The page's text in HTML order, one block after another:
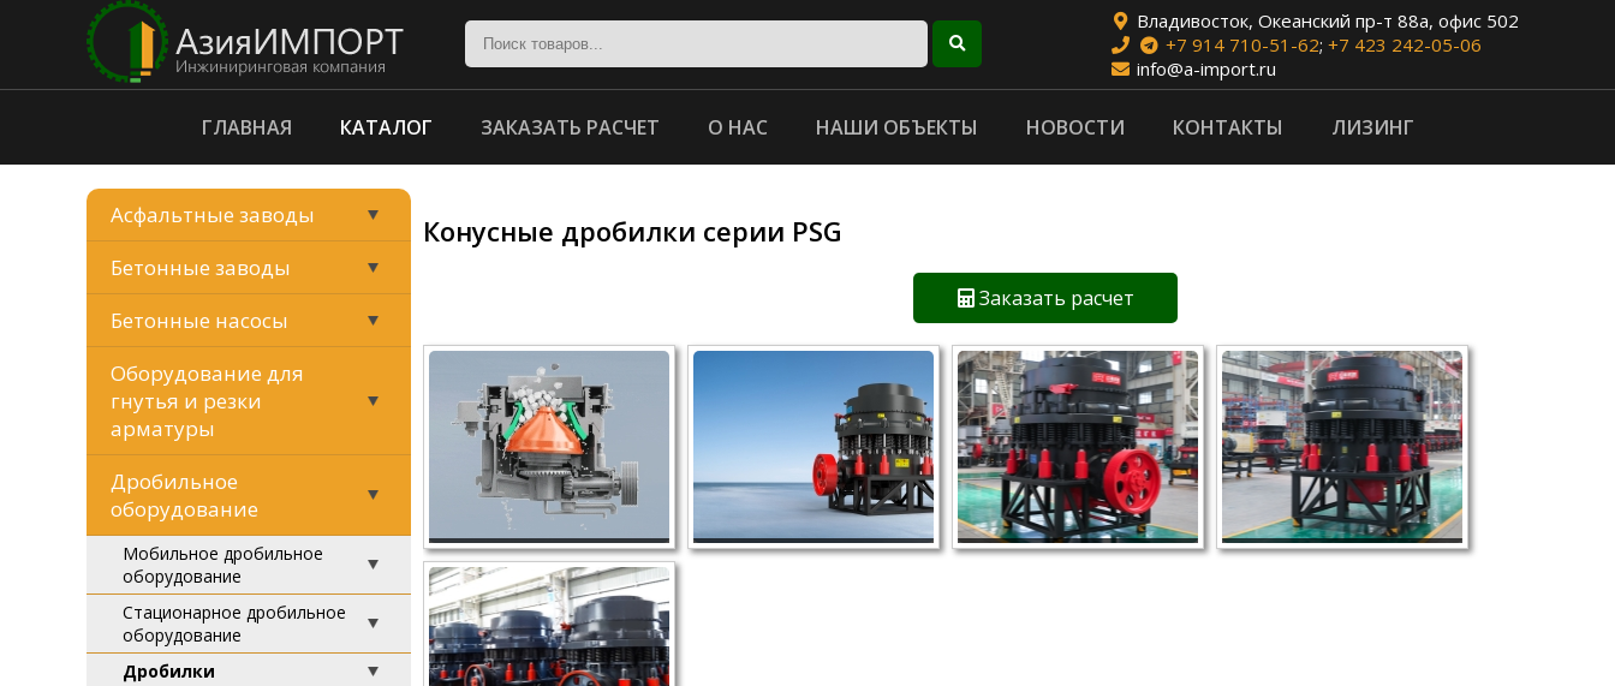
Владивосток, Океанский пр-т 88а, офис 502
+7 914 710-51-62; +7 423 242-05-06
info@a-import.ru
ГЛАВНАЯ КАТАЛОГ ЗАКАЗАТЬ РАСЧЕТ О НАС НАШИ ОБЪЕКТЫ НОВОСТИ КОНТАКТЫ ЛИЗИНГ
Асфальтные заводы
Бетонные заводы
Бетонные насосы
Оборудование для
гнутья и резки
арматуры
Дробильное
оборудование
Мобильное дробильное
оборудование
Стационарное дробильное
оборудование
Дробилки
Конусные дробилки серии PSG
Заказать расчет